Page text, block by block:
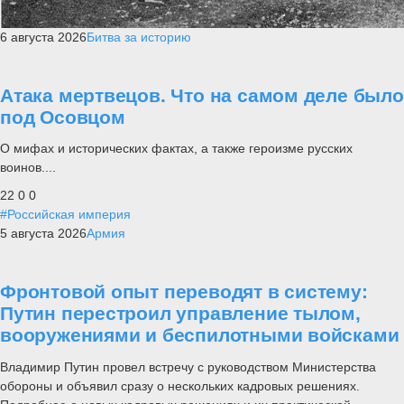
6 августа 2026Битва за историю
Атака мертвецов. Что на самом деле было
под Осовцом
О мифах и исторических фактах, а также героизме русских
воинов....
22 0 0
#Российская империя
5 августа 2026Армия
Фронтовой опыт переводят в систему:
Путин перестроил управление тылом,
вооружениями и беспилотными войсками
Владимир Путин провел встречу с руководством Министерства
обороны и объявил сразу о нескольких кадровых решениях.